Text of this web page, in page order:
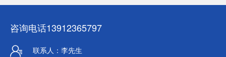
咨询电话13912365797
联系人：李先生